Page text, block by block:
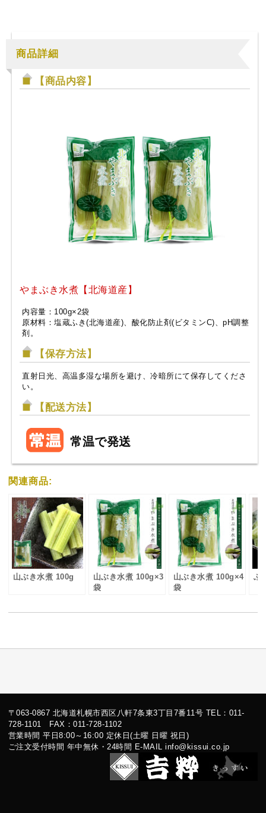
商品詳細
【商品内容】
やまぶき水煮【北海道産】
内容量：100g×2袋
原材料：塩蔵ふき(北海道産)、酸化防止剤(ビタミンC)、pH調整
剤。
【保存方法】
直射日光、高温多湿な場所を避け、冷暗所にて保存してくださ
い。
【配送方法】
常温で発送
関連商品:
山ぶき水煮 100g
山ぶき水煮 100g×3
袋
山ぶき水煮 100g×4
袋
ふ
〒063-0867 北海道札幌市西区八軒7条東3丁目7番11号 TEL：011-
728-1101 FAX：011-728-1102
営業時間 平日8:00～16:00 定休日(土曜 日曜 祝日)
ご注文受付時間 年中無休・24時間 E-MAIL info@kissui.co.jp